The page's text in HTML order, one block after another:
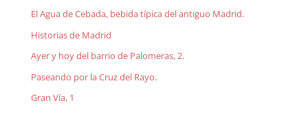
El Agua de Cebada, bebida típica del antiguo Madrid.
Historias de Madrid
Ayer y hoy del barrio de Palomeras, 2.
Paseando por la Cruz del Rayo.
Gran Vía, 1